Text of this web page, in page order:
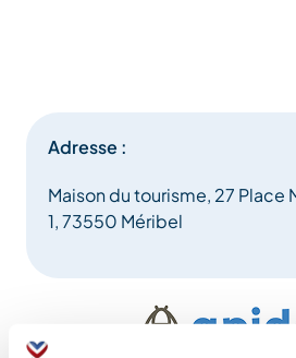
Adresse :
Maison du tourisme, 27 Place
1, 73550 Méribel